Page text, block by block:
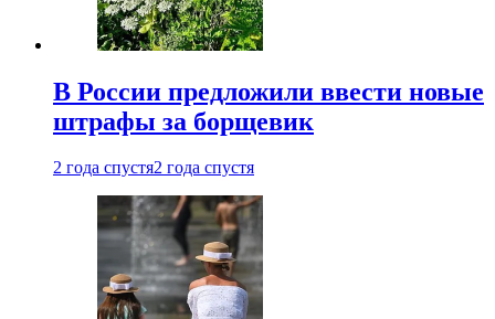
В России предложили ввести новые
штрафы за борщевик
2 года спустя2 года спустя